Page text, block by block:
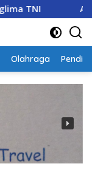
Asintel Satlap
Olahraga